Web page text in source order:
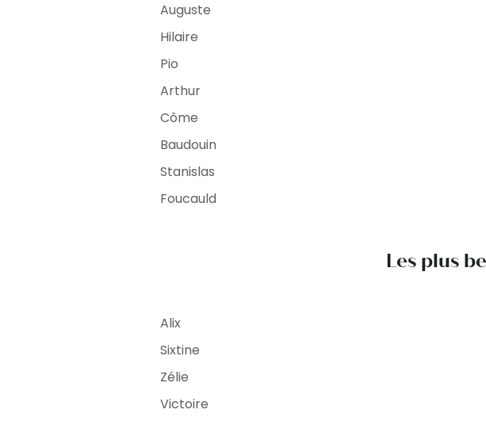
Auguste
Hilaire
Pio
Arthur
Côme
Baudouin
Stanislas
Foucauld
Les plus
Alix
Sixtine
Zélie
Victoire